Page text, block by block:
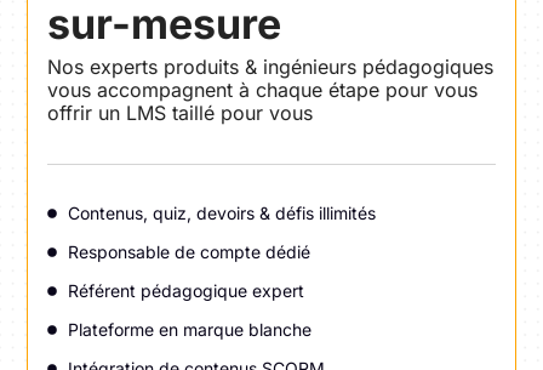
sur-mesure
Nos experts produits & ingénieurs pédagogiques
vous accompagnent à chaque étape pour vous
offrir un LMS taillé pour vous
Contenus, quiz, devoirs & défis illimités
Responsable de compte dédié
Référent pédagogique expert
Plateforme en marque blanche